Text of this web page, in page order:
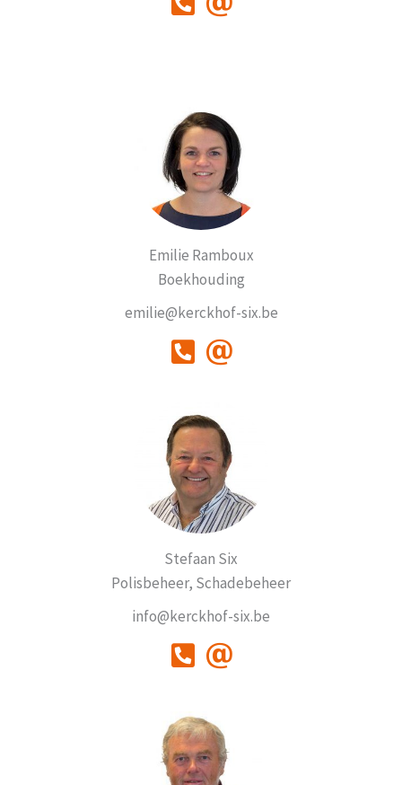
Emilie Ramboux
Boekhouding
emilie@kerckhof-six.be
Stefaan Six
Polisbeheer, Schadebeheer
info@kerckhof-six.be